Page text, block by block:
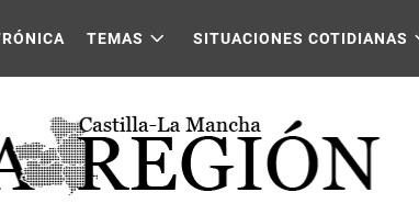
TEMAS SITUACIONES COTIDIANAS